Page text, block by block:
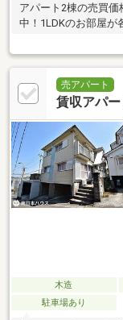
アパート2棟の売買
中！1LDKのお部屋が
売アパート
賃収アパー
木造
駐車場あり